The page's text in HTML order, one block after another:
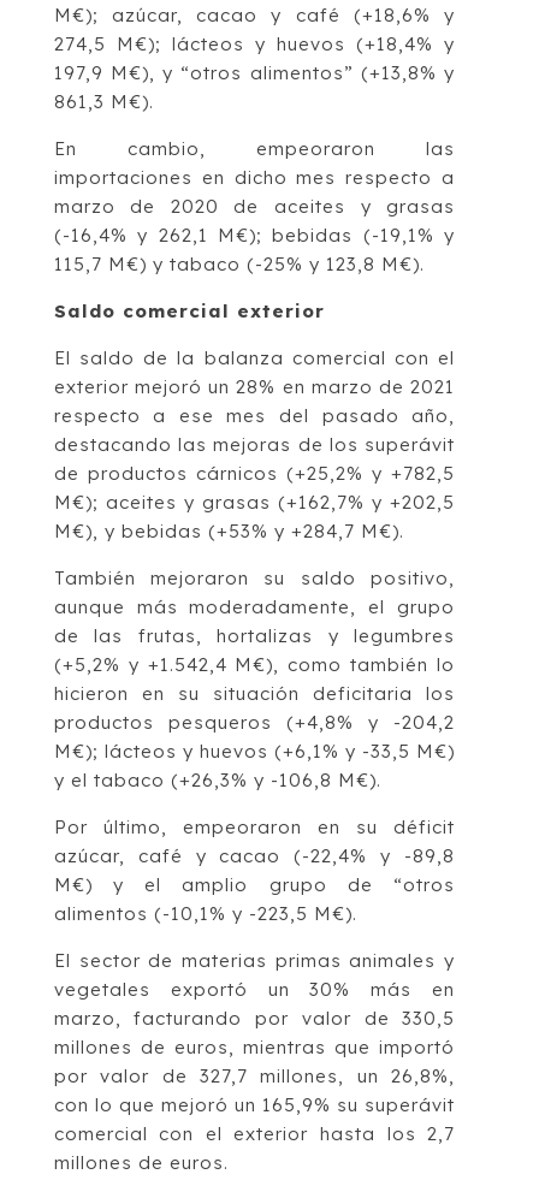
M€); azúcar, cacao y café (+18,6% y
274,5 M€); lácteos y huevos (+18,4% y
197,9 M€), y “otros alimentos” (+13,8% y
861,3 M€).
En cambio, empeoraron las
importaciones en dicho mes respecto a
marzo de 2020 de aceites y grasas
(-16,4% y 262,1 M€); bebidas (-19,1% y
115,7 M€) y tabaco (-25% y 123,8 M€).
Saldo comercial exterior
El saldo de la balanza comercial con el
exterior mejoró un 28% en marzo de 2021
respecto a ese mes del pasado año,
destacando las mejoras de los superávit
de productos cárnicos (+25,2% y +782,5
M€); aceites y grasas (+162,7% y +202,5
M€), y bebidas (+53% y +284,7 M€).
También mejoraron su saldo positivo,
aunque más moderadamente, el grupo
de las frutas, hortalizas y legumbres
(+5,2% y +1.542,4 M€), como también lo
hicieron en su situación deficitaria los
productos pesqueros (+4,8% y -204,2
M€); lácteos y huevos (+6,1% y -33,5 M€)
y el tabaco (+26,3% y -106,8 M€).
Por último, empeoraron en su déficit
azúcar, café y cacao (-22,4% y -89,8
M€) y el amplio grupo de “otros
alimentos (-10,1% y -223,5 M€).
El sector de materias primas animales y
vegetales exportó un 30% más en
marzo, facturando por valor de 330,5
millones de euros, mientras que importó
por valor de 327,7 millones, un 26,8%,
con lo que mejoró un 165,9% su superávit
comercial con el exterior hasta los 2,7
millones de euros.